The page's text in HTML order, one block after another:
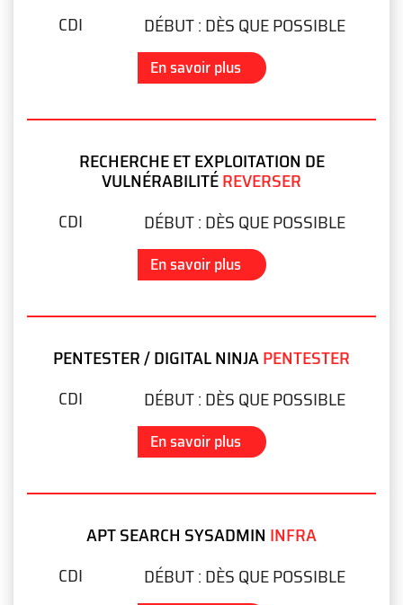
CDI
DÉBUT :DÈS QUE POSSIBLE
En savoir plus
RECHERCHE ET EXPLOITATION DE
VULNÉRABILITÉREVERSER
CDI
DÉBUT :DÈS QUE POSSIBLE
En savoir plus
PENTESTER / DIGITAL NINJAPENTESTER
CDI
DÉBUT :DÈS QUE POSSIBLE
En savoir plus
APT SEARCH SYSADMIN INFRA
CDI
DÉBUT :DÈS QUE POSSIBLE